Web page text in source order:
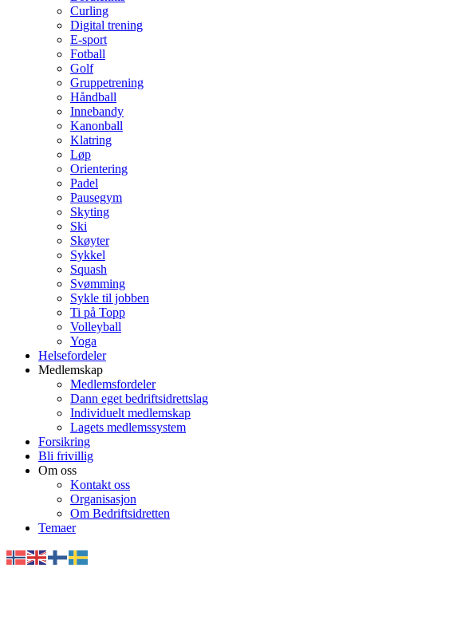
Curling
Digital trening
E-sport
Fotball
Golf
Gruppetrening
Håndball
Innebandy
Kanonball
Klatring
Løp
Orientering
Padel
Pausegym
Skyting
Ski
Skøyter
Sykkel
Squash
Svømming
Sykle til jobben
Ti på Topp
Volleyball
Yoga
Helsefordeler
Medlemskap
Medlemsfordeler
Dann eget bedriftsidrettslag
Individuelt medlemskap
Lagets medlemssystem
Forsikring
Bli frivillig
Om oss
Kontakt oss
Organisasjon
Om Bedriftsidretten
Temaer